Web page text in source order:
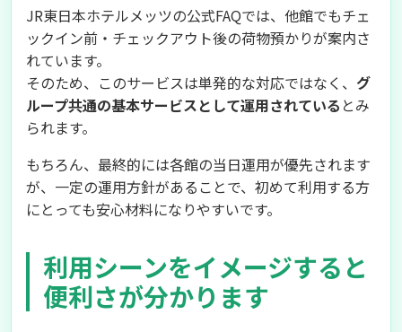
JR東日本ホテルメッツの公式FAQでは、他館でもチェ
ックイン前・チェックアウト後の荷物預かりが案内さ
れています。
そのため、このサービスは単発的な対応ではなく、 グ
ループ共通の基本サービスとして運用されている とみ
られます。
もちろん、最終的には各館の当日運用が優先されます
が、一定の運用方針があることで、初めて利用する方
にとっても安心材料になりやすいです。
利用シーンをイメージすると
便利さが分かります